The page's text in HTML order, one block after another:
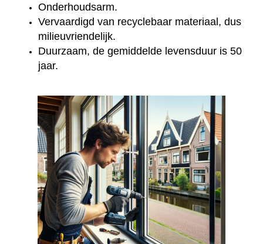
Onderhoudsarm.
Vervaardigd van recyclebaar materiaal, dus
milieuvriendelijk.
Duurzaam, de gemiddelde levensduur is 50
jaar.